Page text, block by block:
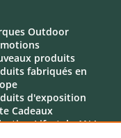
Outdoor
produits
fabriqués en
d'exposition
Cadeaux
Lifestyle AN !